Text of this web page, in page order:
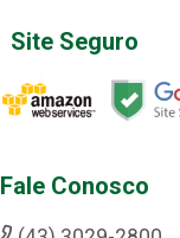
Site Seguro
Fale Conosco